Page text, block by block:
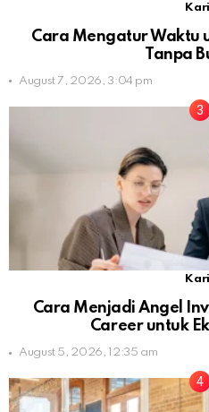
Cara Mengatur Waktu
Tanpa
August 7, 2026, 3:04 pm
Cara Menjadi Angel
Career untuk
August 5, 2026, 12:35 am